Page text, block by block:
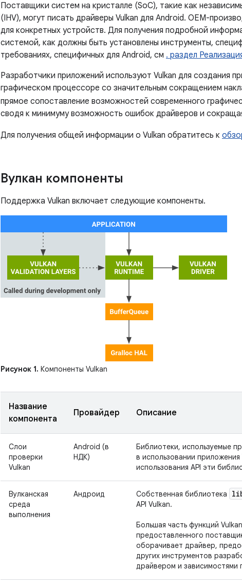
Поставщики систем на кристалле (SoC), такие как
(IHV), могут писать драйверы Vulkan для Android. OEM-
для конкретных устройств. Для получения подробной
системой, как должны быть установлены инструменты,
требованиях, специфичных для Android, см . раздел
Разработчики приложений используют Vulkan для создания
графическом процессоре со значительным сокращением
прямое сопоставление возможностей современного
сводя к минимуму возможность ошибок драйверов и
Для получения общей информации о Vulkan обратитесь к
Вулкан компоненты
Поддержка Vulkan включает следующие компоненты.
Рисунок 1. Компоненты Vulkan
Название
компонента
Провайдер Описание
Слои
проверки
Vulkan
Android (в
НДК)
Библиотеки, используемые
в использовании
использования API эти
Вулканская
среда
выполнения
Андроид Собственная библиотека
API Vulkan.
Большая часть функций
предоставленного
оборачивает драйвер,
других инструментов
драйвером и зависимостями